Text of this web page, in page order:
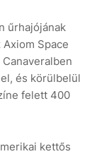
űrhajójának
Space
és körülbelül
felett 400
kettős